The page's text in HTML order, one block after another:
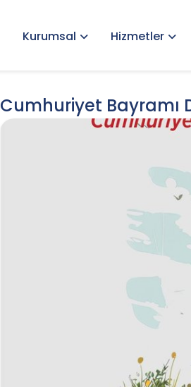
Kurumsal Hizmetler
Cumhuriyet Bayramı